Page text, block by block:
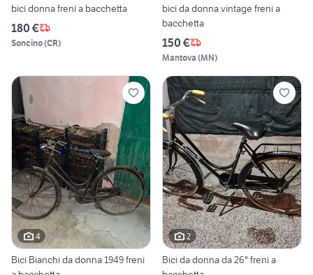
bici donna freni a bacchetta
180 €
Soncino(CR)
bici da donna vintage freni a
bacchetta
150 €
Mantova (MN)
4
Bici Bianchi da donna 1949 freni
2
Bici da donna da 26" freni a